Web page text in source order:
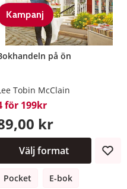
Kampanj
på ön
Tobin McClain
för 199kr
kr
Välj format
Pocket E-bok